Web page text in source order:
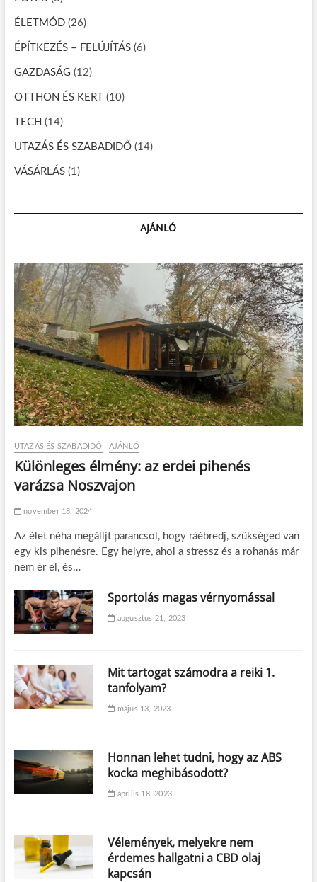
á
c
i
ó
ÉLETMÓD(26)
ÉPÍTKEZÉS – FELÚJÍTÁS(6)
GAZDASÁG (12)
OTTHON ÉS KERT (10)
TECH (14)
UTAZÁS ÉS SZABADIDŐ(14)
VÁSÁRLÁS(1)
AJÁNLÓ
UTAZÁS ÉS SZABADIDŐ AJÁNLÓ
Különleges élmény: az erdei pihenés
varázsa Noszvajon
november 18, 2024
Az élet néha megálljt parancsol, hogy ráébredj, szükséged van
egy kis pihenésre. Egy helyre, ahol a stressz és a rohanás már
nem ér el, és…
Sportolás magas vérnyomással
augusztus 21, 2023
Mit tartogat számodra a reiki 1.
tanfolyam?
május 13, 2023
Honnan lehet tudni, hogy az ABS
kocka meghibásodott?
április 18, 2023
Vélemények, melyekre nem
érdemes hallgatni a CBD olaj
kapcsán